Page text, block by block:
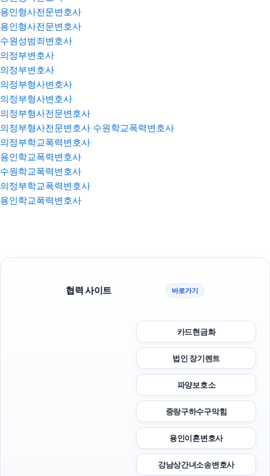
용인형사전문변호사
용인형사전문변호사
수원성범죄변호사
의정부변호사
의정부변호사
의정부형사변호사
의정부형사변호사
의정부형사전문변호사
의정부형사전문변호사 수원학교폭력변호사
의정부학교폭력변호사
용인학교폭력변호사
수원학교폭력변호사
의정부학교폭력변호사
용인학교폭력변호사
협력 사이트 바로가기
카드현금화
법인 장기렌트
파양보호소
중랑구하수구막힘
용인이혼변호사
강남상간녀소송변호사